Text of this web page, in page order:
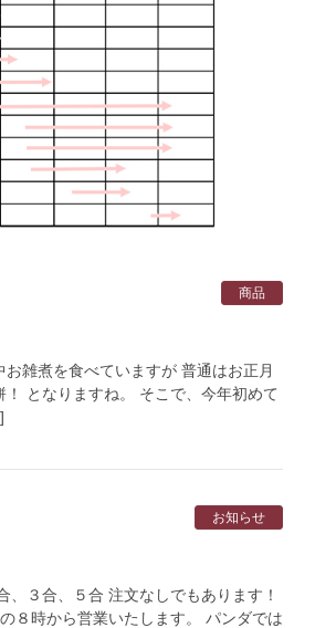
商品
雑煮を食べていますが 普通はお正月
となりますね。 そこで、今年初めて
お知らせ
３合、５合 注文なしでもあります！
８時から営業いたします。 パンダでは